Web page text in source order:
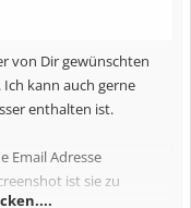
von Dir gewünschten
kann auch gerne
enthalten ist.
Email Adresse
ist sie zu